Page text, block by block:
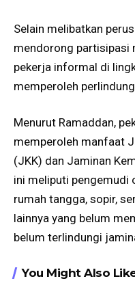
Selain melibatkan
mendorong partisipasi
pekerja informal di
memperoleh
Menurut Ramaddan,
memperoleh manfaat
(JKK) dan Jaminan
ini meliputi pengemudi
rumah tangga, sopir,
lainnya yang belum
belum terlindungi
You Might Also